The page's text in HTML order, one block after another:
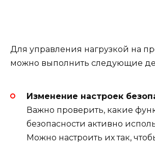
Для управления нагрузкой на
можно выполнить следующие
Изменение настроек
Важно проверить, какие
безопасности активно
Можно настроить их так,